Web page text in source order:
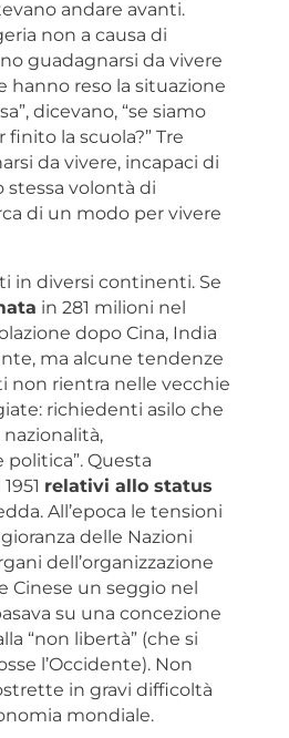
andare avanti.
non a causa di
guadagnarsi da vivere
hanno reso la situazione
dicevano, “se siamo
la scuola?” Tre
da vivere, incapaci di
stessa volontà di
di un modo per vivere
in diversi continenti. Se
in 281 milioni nel
dopo Cina, India
ma alcune tendenze
non rientra nelle vecchie
richiedenti asilo che
Questa
relativi allo status
All’epoca le tensioni
delle Nazioni
dell’organizzazione
Cinese un seggio nel
su una concezione
“non libertà” (che si
l’Occidente). Non
in gravi difficoltà
mondiale.